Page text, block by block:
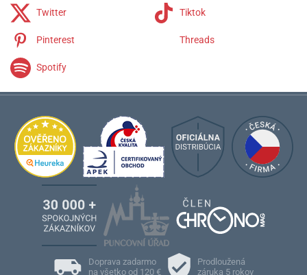
Twitter Tiktok
Pinterest Threads
Spotify
Doprava zadarmo
na všetko od 120 €
Prodloužená
záruka 5 rokov